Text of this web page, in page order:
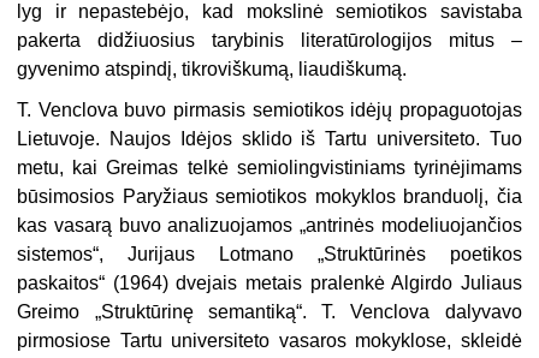
lyg ir nepastebėjo, kad mokslinė semiotikos savistaba
pakerta didžiuosius tarybinis literatūrologijos mitus –
gyvenimo atspindį, tikroviškumą, liaudiškumą.
T. Venclova buvo pirmasis semiotikos idėjų propaguotojas
Lietuvoje. Naujos Idėjos sklido iš Tartu universiteto. Tuo
metu, kai Greimas telkė semiolingvistiniams tyrinėjimams
būsimosios Paryžiaus semiotikos mokyklos branduolį, čia
kas vasarą buvo analizuojamos „antrinės mode­liuojančios
sistemos“, Jurijaus Lotmano „Struktūrinės poetikos
paskaitos“ (1964) dvejais metais pralenkė Algirdo Juliaus
Greimo „Struktūrinę semantiką“. T. Venclova dalyvavo
pirmosiose Tartu universiteto vasaros mokyklose, skleidė